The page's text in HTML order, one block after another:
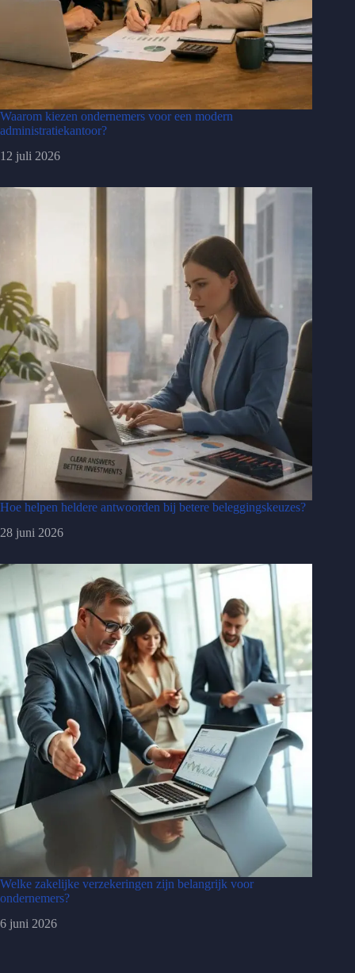
Waarom kiezen ondernemers voor een modern
administratiekantoor?
12 juli 2026
Hoe helpen heldere antwoorden bij betere beleggingskeuzes?
28 juni 2026
Welke zakelijke verzekeringen zijn belangrijk voor
ondernemers?
6 juni 2026